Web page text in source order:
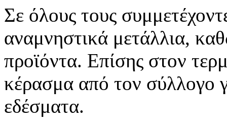
Σε όλους τους
αναμνηστικά μετάλλια,
προϊόντα. Επίσης στον
κέρασμα από τον σύλλογο
εδέσματα.